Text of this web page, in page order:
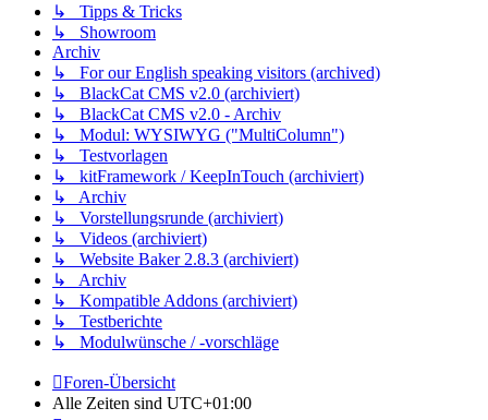
↳ Tipps & Tricks
↳ Showroom
Archiv
↳ For our English speaking visitors (archived)
↳ BlackCat CMS v2.0 (archiviert)
↳ BlackCat CMS v2.0 - Archiv
↳ Modul: WYSIWYG ("MultiColumn")
↳ Testvorlagen
↳ kitFramework / KeepInTouch (archiviert)
↳ Archiv
↳ Vorstellungsrunde (archiviert)
↳ Videos (archiviert)
↳ Website Baker 2.8.3 (archiviert)
↳ Archiv
↳ Kompatible Addons (archiviert)
↳ Testberichte
↳ Modulwünsche / -vorschläge
Foren-Übersicht
Alle Zeiten sind UTC+01:00